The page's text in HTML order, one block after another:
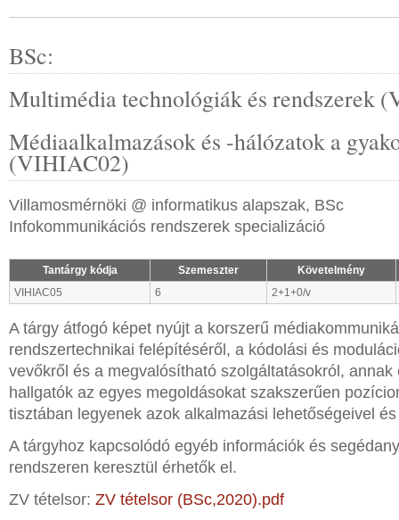
BSc:
Multimédia technológiák és rendszerek
Médiaalkalmazások és -hálózatok a
(VIHIAC02)
Villamosmérnöki @ informatikus alapszak, BSc
Infokommunikációs rendszerek specializáció
Tantárgy kódja Szemeszter
Követelmény
VIHIAC05
6 2+1+0/v
A tárgy átfogó képet nyújt a korszerű
rendszertechnikai felépítéséről, a kódolási és
vevőkről és a megvalósítható szolgáltatásokról, annak
hallgatók az egyes megoldásokat szakszerűen
tisztában legyenek azok alkalmazási lehetőségeivel
A tárgyhoz kapcsolódó egyéb információk és
rendszeren keresztül érhetők el.
ZV tételsor: ZV tételsor (BSc,2020).pdf